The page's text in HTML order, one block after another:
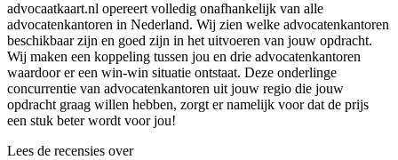
advocaatkaart.nl opereert volledig onafhankelijk van alle
advocatenkantoren in Nederland. Wij zien welke advocatenkantoren
beschikbaar zijn en goed zijn in het uitvoeren van jouw opdracht.
Wij maken een koppeling tussen jou en drie advocatenkantoren
waardoor er een win-win situatie ontstaat. Deze onderlinge
concurrentie van advocatenkantoren uit jouw regio die jouw
opdracht graag willen hebben, zorgt er namelijk voor dat de prijs
een stuk beter wordt voor jou!
Lees de recensies over